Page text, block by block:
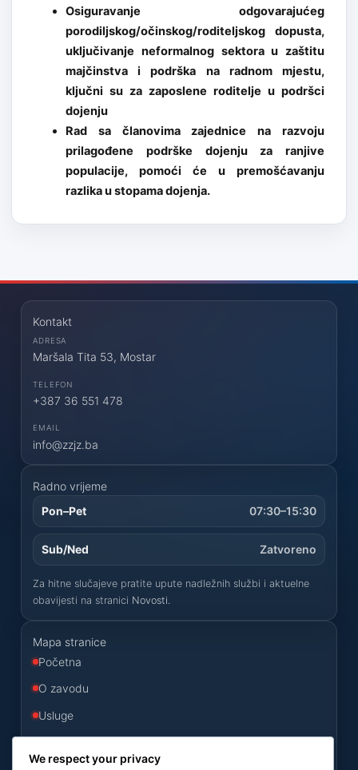
Osiguravanje odgovarajućeg
porodiljskog/očinskog/roditeljskog dopusta,
uključivanje neformalnog sektora u zaštitu
majčinstva i podrška na radnom mjestu,
ključni su za zaposlene roditelje u podršci
dojenju
Rad sa članovima zajednice na razvoju
prilagođene podrške dojenju za ranjive
populacije, pomoći će u premošćavanju
razlika u stopama dojenja.
Kontakt
ADRESA
Maršala Tita 53, Mostar
TELEFON
+387 36 551 478
EMAIL
info@zzjz.ba
Radno vrijeme
Pon–Pet
07:30–15:30
Sub/Ned Zatvoreno
Za hitne slučajeve pratite upute nadležnih službi i aktuelne
obavijesti na stranici Novosti
Mapa stranice
Početna
O zavodu
Usluge
Odluke
We respect your privacy